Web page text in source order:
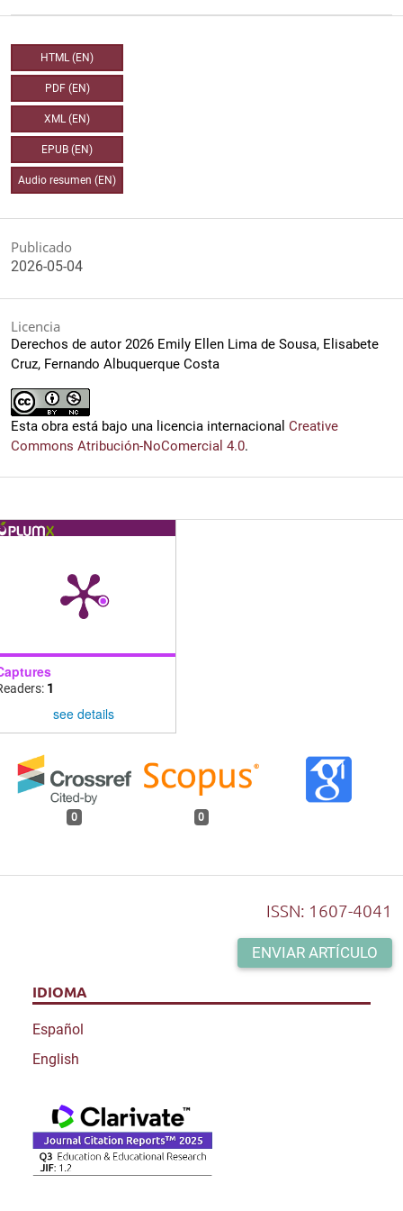
HTML (EN)
PDF (EN)
XML (EN)
EPUB (EN)
Audio resumen (EN)
Publicado
2026-05-04
Licencia
Derechos de autor 2026 Emily Ellen Lima de Sousa, Elisabete
Cruz, Fernando Albuquerque Costa
Esta obra está bajo una licencia internacional Creative
Commons Atribución-NoComercial 4.0.
0 0
1
see details
ISSN: 1607-4041
ENVIAR ARTÍCULO
IDIOMA
Español
English